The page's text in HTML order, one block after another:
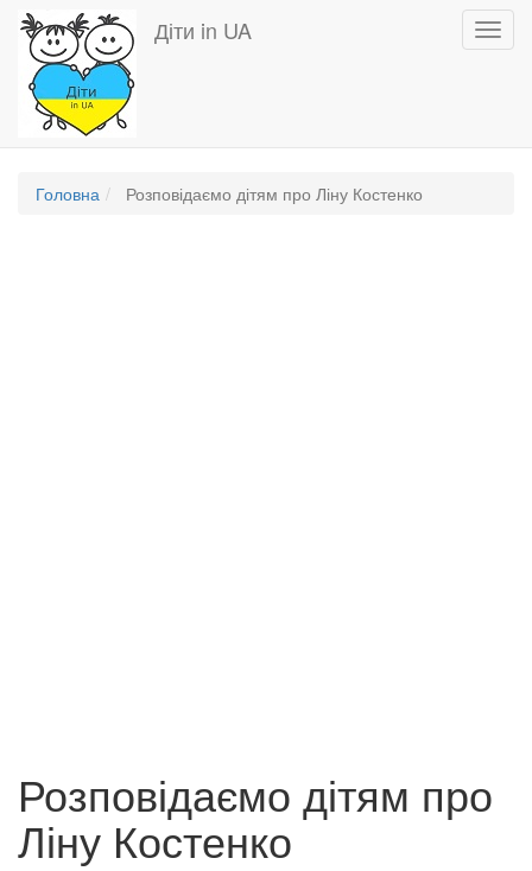
Перейти
основного
вмісту
Діти in UA
Головна Розповідаємо дітям про Ліну Костенко
Розповідаємо дітям про
Ліну Костенко